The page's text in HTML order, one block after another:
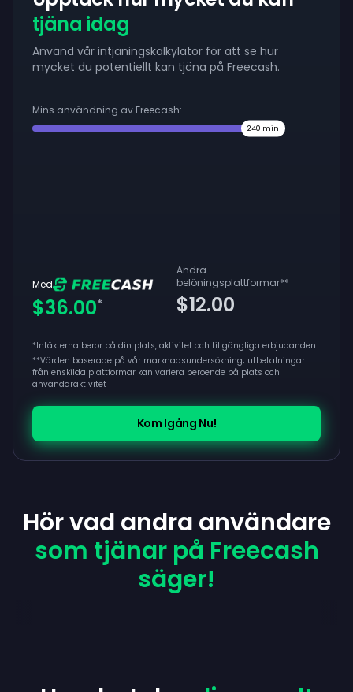
tjäna idag
Använd vår intjäningskalkylator för att se hur
mycket du potentiellt kan tjäna på Freecash.
Mins användning av Freecash:
240 min
Med
$36.00*
Andra
belöningsplattformar**
$12.00
*Intäkterna beror på din plats, aktivitet och tillgängliga erbjudanden.
**Värden baserade på vår marknadsundersökning; utbetalningar
från enskilda plattformar kan variera beroende på plats och
användaraktivitet
Kom Igång Nu!
Hör vad andra användare
som tjänar på Freecash
säger!